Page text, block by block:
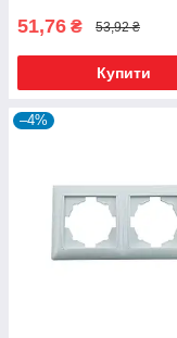
51,76 ₴ 53,92 ₴
Купити
–4%